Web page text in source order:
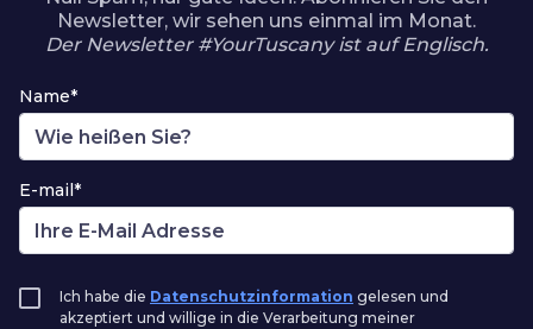
Newsletter, wir sehen uns einmal im Monat.
Der Newsletter #YourTuscany ist auf Englisch.
Name*
E-mail*
Ich habe die Datenschutzinformation gelesen und
akzeptiert und willige in die Verarbeitung meiner